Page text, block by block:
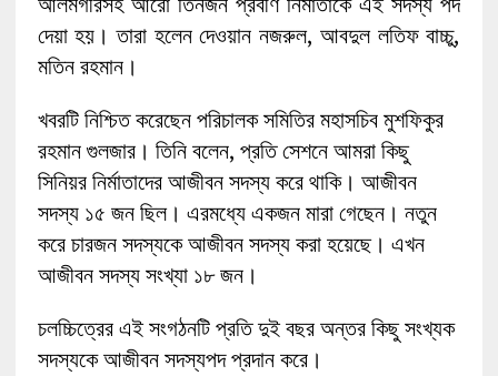
দেয়া হয়। তারা হলেন দেওয়ান নজরুল, আবদুল লতিফ বাচ্চু,
মতিন রহমান।
খবরটি নিশ্চিত করেছেন পরিচালক সমিতির মহাসচিব মুশফিকুর
রহমান গুলজার। তিনি বলেন, প্রতি সেশনে আমরা কিছু
সিনিয়র নির্মাতাদের আজীবন সদস্য করে থাকি। আজীবন
সদস্য ১৫ জন ছিল। এরমধ্যে একজন মারা গেছেন। নতুন
করে চারজন সদস্যকে আজীবন সদস্য করা হয়েছে। এখন
আজীবন সদস্য সংখ্যা ১৮ জন।
চলচ্চিত্রের এই সংগঠনটি প্রতি দুই বছর অন্তর কিছু সংখ্যক
সদস্যকে আজীবন সদস্যপদ প্রদান করে।